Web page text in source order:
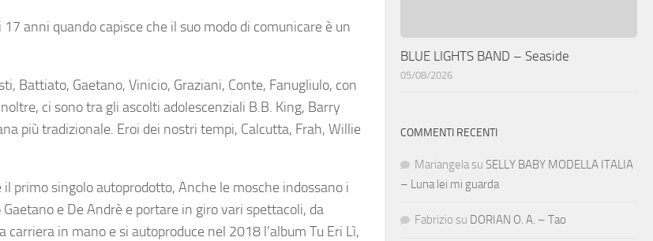
anni quando capisce che il suo modo di comunicare è un
Battiato, Gaetano, Vinicio, Graziani, Conte, Fanugliulo, con
ci sono tra gli ascolti adolescenziali B.B. King, Barry
più tradizionale. Eroi dei nostri tempi, Calcutta, Frah, Willie
primo singolo autoprodotto, Anche le mosche indossano i
e De Andrè e portare in giro vari spettacoli, da
in mano e si autoproduce nel 2018 l’album Tu Eri Lì,
BLUE LIGHTS BAND – Seaside
05/08/2026
COMMENTI RECENTI
Mariangela su SELLY BABY MODELLA ITALIA
– Luna lei mi guarda
Fabrizio su DORIAN O. A. – Tao